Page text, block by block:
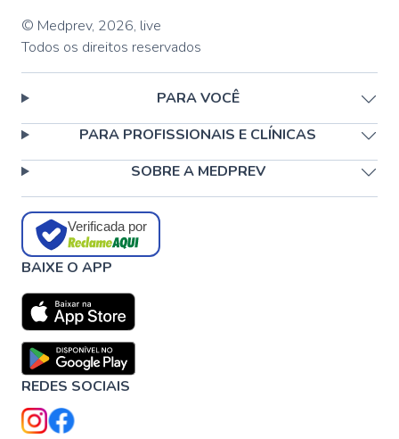
© Medprev, 2026, live
Todos os direitos reservados
PARA VOCÊ
PARA PROFISSIONAIS E CLÍNICAS
SOBRE A MEDPREV
Verificada por
BAIXE O APP
REDES SOCIAIS